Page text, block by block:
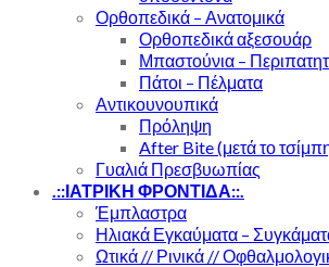
Ορθοπεδικά – Ανατομικά
Ορθοπεδικά αξεσουάρ
Μπαστούνια –
Πάτοι – Πέλματα
Αντικουνουπικά
Πρόληψη
After Bite (μετά το
Γυαλιά Πρεσβυωπίας
.::ΙΑΤΡΙΚΗ ΦΡΟΝΤΙΔΑ::.
Έμπλαστρα
Ηλιακά Εγκαύματα –
Ωτικά // Ρινικά //